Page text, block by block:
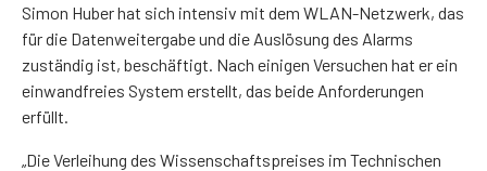
Simon Huber hat sich intensiv mit dem WLAN-Netzwerk, das
für die Datenweitergabe und die Auslösung des Alarms
zuständig ist, beschäftigt. Nach einigen Versuchen hat er ein
einwandfreies System erstellt, das beide Anforderungen
erfüllt.
„Die Verleihung des Wissenschaftspreises im Technischen